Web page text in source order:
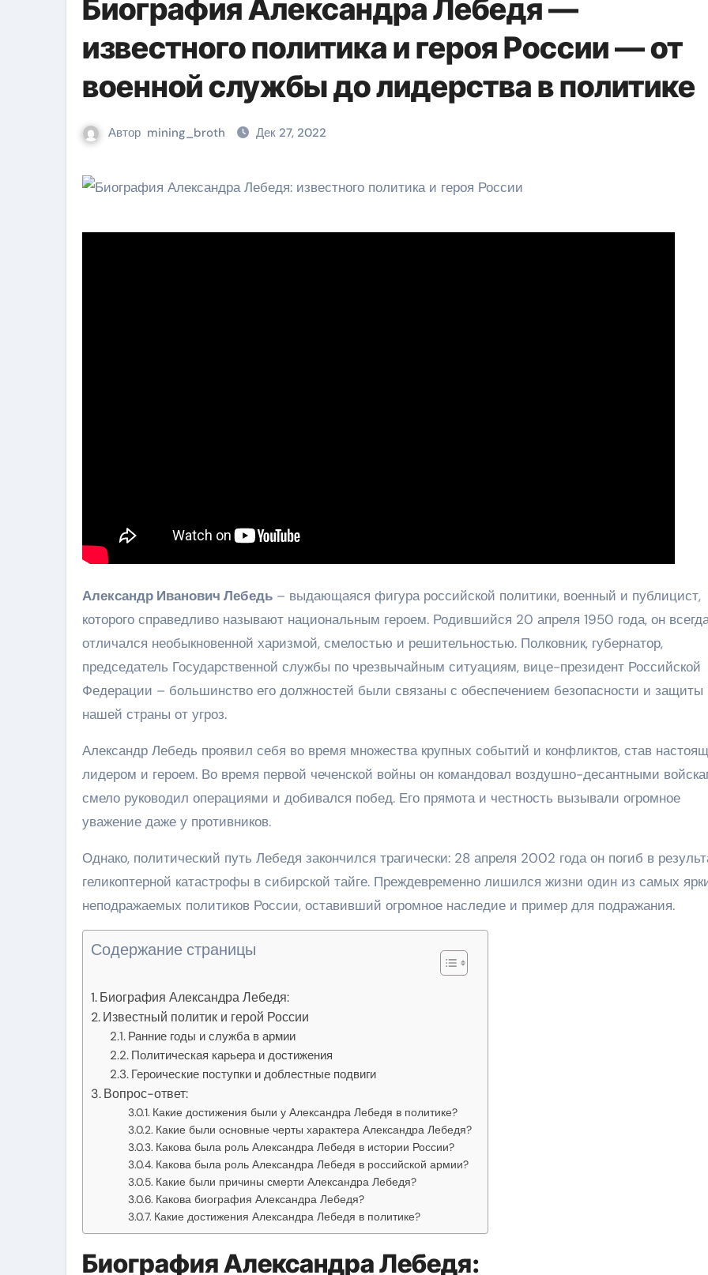
Биография Александра Лебедя —
известного политика и героя России — от
военной службы до лидерства в политике
Автор mining_broth Дек 27, 2022
Александр Иванович Лебедь – выдающаяся фигура российской политики, военный и публицист,
которого справедливо называют национальным героем. Родившийся 20 апреля 1950 года, он
отличался необыкновенной харизмой, смелостью и решительностью. Полковник, губернатор,
председатель Государственной службы по чрезвычайным ситуациям, вице-президент Российской
Федерации – большинство его должностей были связаны с обеспечением безопасности и защиты
нашей страны от угроз.
Александр Лебедь проявил себя во время множества крупных событий и конфликтов, став
лидером и героем. Во время первой чеченской войны он командовал воздушно-десантными
смело руководил операциями и добивался побед. Его прямота и честность вызывали огромное
уважение даже у противников.
Однако, политический путь Лебедя закончился трагически: 28 апреля 2002 года он погиб в
геликоптерной катастрофы в сибирской тайге. Преждевременно лишился жизни один из самых
неподражаемых политиков России, оставивший огромное наследие и пример для подражания.
Содержание страницы
Биография Александра Лебедя:
Известный политик и герой России
Ранние годы и служба в армии
Политическая карьера и достижения
Героические поступки и доблестные подвиги
Вопрос-ответ:
Какие достижения были у Александра Лебедя в политике?
Какие были основные черты характера Александра Лебедя?
Какова была роль Александра Лебедя в истории России?
Какова была роль Александра Лебедя в российской армии?
Какие были причины смерти Александра Лебедя?
Какова биография Александра Лебедя?
Какие достижения Александра Лебедя в политике?
Биография Александра Лебедя: